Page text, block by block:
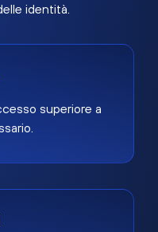
identità.
superiore a